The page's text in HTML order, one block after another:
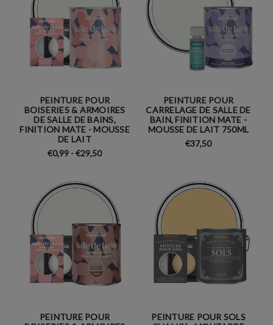
PEINTURE POUR
BOISERIES & ARMOIRES
DE SALLE DE BAINS,
FINITION MATE - MOUSSE
DE LAIT
€0,99 - €29,50
PEINTURE POUR
CARRELAGE DE SALLE DE
BAIN, FINITION MATE -
MOUSSE DE LAIT 750ML
€37,50
PEINTURE POUR
PEINTURE POUR SOLS